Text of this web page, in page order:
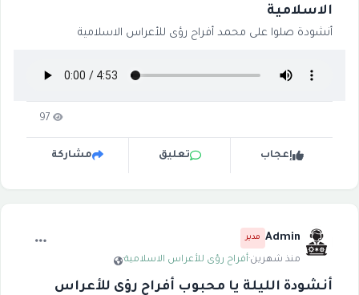
الاسلامية
أنشودة صلوا على محمد أفراح رؤى للأعراس الاسلامية
97
إعجاب تعليق مشاركة
Admin مدير
منذ شهرين·أفراح رؤى للأعراس الاسلامية·
أنشودة الليلة يا محبوب أفراح رؤى للأعراس